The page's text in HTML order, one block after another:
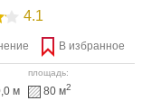
4.1
В избранное
м
площадь:
80 м2